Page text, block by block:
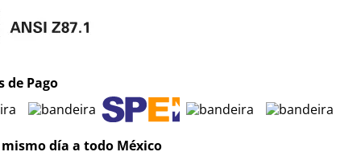
de Pago
mismo día a todo México